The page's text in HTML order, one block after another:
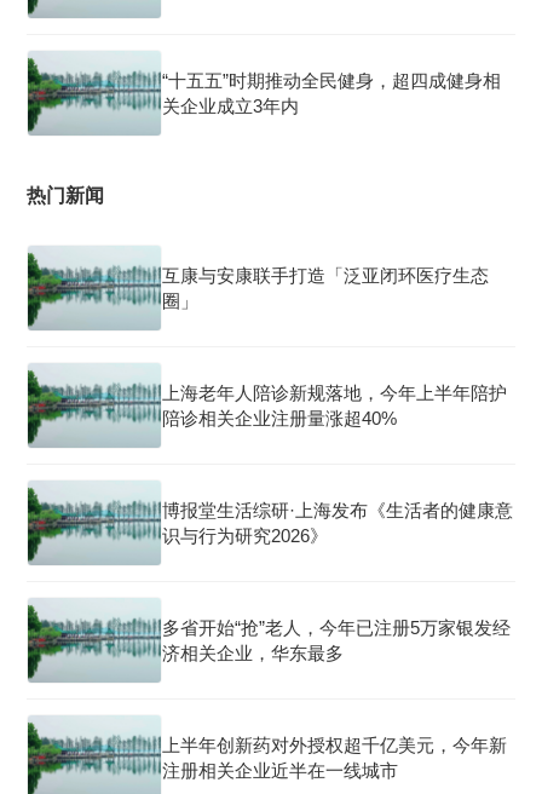
“十五五”时期推动全民健身，超四成健身相
关企业成立3年内
热门新闻
互康与安康联手打造「泛亚闭环医疗生态
圈」
上海老年人陪诊新规落地，今年上半年陪护
陪诊相关企业注册量涨超40%
博报堂生活综研·上海发布《生活者的健康意
识与行为研究2026》
多省开始“抢”老人，今年已注册5万家银发经
济相关企业，华东最多
上半年创新药对外授权超千亿美元，今年新
注册相关企业近半在一线城市